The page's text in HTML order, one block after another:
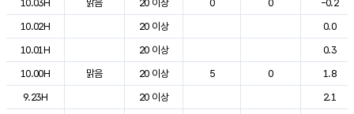
10.03H
맑음 20 이상 0 0
-0.2
10.02H
20 이상
0.0
10.01H
20 이상
0.3
10.00H
맑음 20 이상 5 0
1.8
9.23H
20 이상
2.1